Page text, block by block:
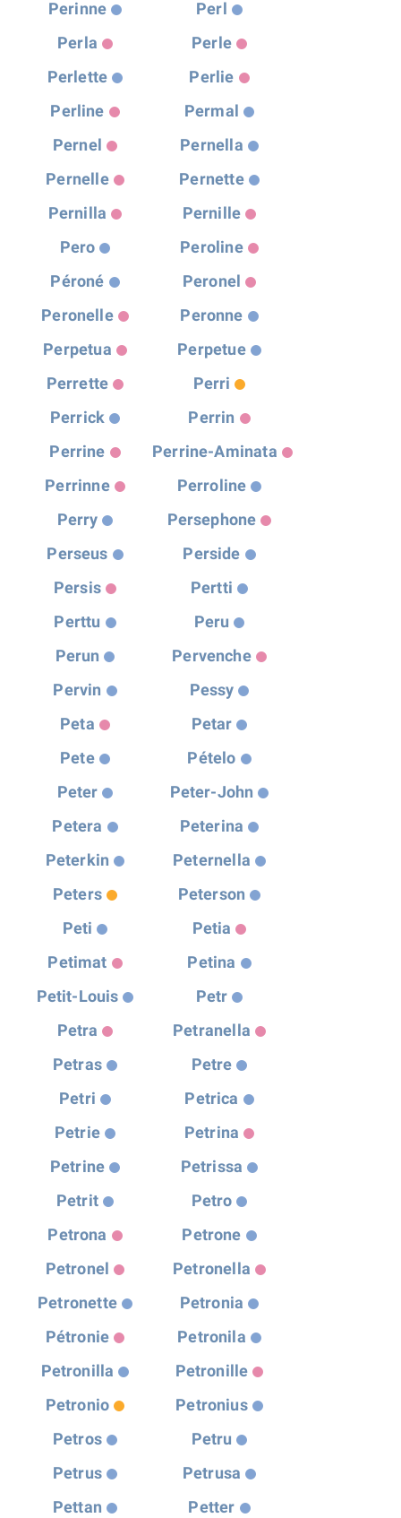
Perinne
Perl
Perla
Perle
Perlette
Perlie
Perline
Permal
Pernel
Pernella
Pernelle
Pernette
Pernilla
Pernille
Pero
Peroline
Péroné
Peronel
Peronelle
Peronne
Perpetua
Perpetue
Perrette
Perri
Perrick
Perrin
Perrine
Perrine-Aminata
Perrinne
Perroline
Perry
Persephone
Perseus
Perside
Persis
Pertti
Perttu
Peru
Perun
Pervenche
Pervin
Pessy
Peta
Petar
Pete
Pételo
Peter
Peter-John
Petera
Peterina
Peterkin
Peternella
Peters
Peterson
Peti
Petia
Petimat
Petina
Petit-Louis
Petr
Petra
Petranella
Petras
Petre
Petri
Petrica
Petrie
Petrina
Petrine
Petrissa
Petrit
Petro
Petrona
Petrone
Petronel
Petronella
Petronette
Petronia
Pétronie
Petronila
Petronilla
Petronille
Petronio
Petronius
Petros
Petru
Petrus
Petrusa
Pettan
Petter